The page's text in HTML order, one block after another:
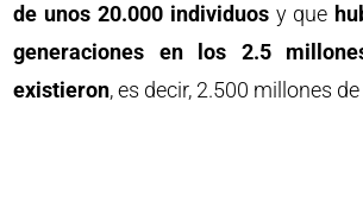
de unos 20.000 individuosy que
generaciones en los 2.5
existieron, es decir, 2.500 millones